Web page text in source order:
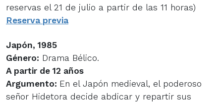
reservas el 21 de julio a partir de las 11 horas)
Reserva previa
Japón, 1985
Género: Drama Bélico.
A partir de 12 años
Argumento: En el Japón medieval, el poderoso
señor Hidetora decide abdicar y repartir sus